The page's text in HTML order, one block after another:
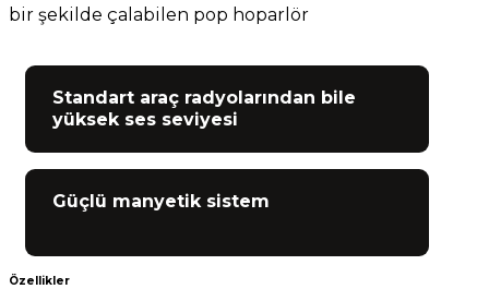
bir şekilde çalabilen pop hoparlör
Standart araç radyolarından bile
yüksek ses seviyesi
Güçlü manyetik sistem
Özellikler